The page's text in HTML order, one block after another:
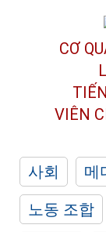
CƠ
VIÊN
사회 메
노동 조합